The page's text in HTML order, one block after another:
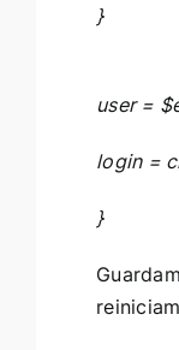
}
user =
login =
}